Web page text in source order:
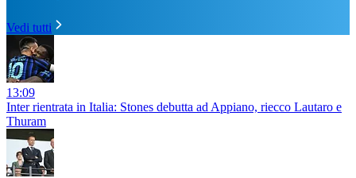
Vedi tutti
13:09
Inter rientrata in Italia: Stones debutta ad Appiano, riecco Lautaro e
Thuram